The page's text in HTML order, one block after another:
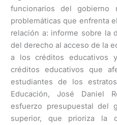
funcionarios del gobierno
problemáticas que enfrenta
relación a: informe sobre la
del derecho al acceso de la
a los créditos educativos
créditos educativos que
estudiantes de los
Educación, José Daniel
esfuerzo presupuestal del
superior, que prioriza la